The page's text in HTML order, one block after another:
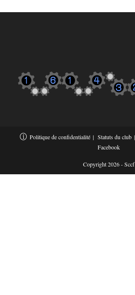
Politique de confidentialité Statuts du club
Facebook
Copyright 2026 - Sccf